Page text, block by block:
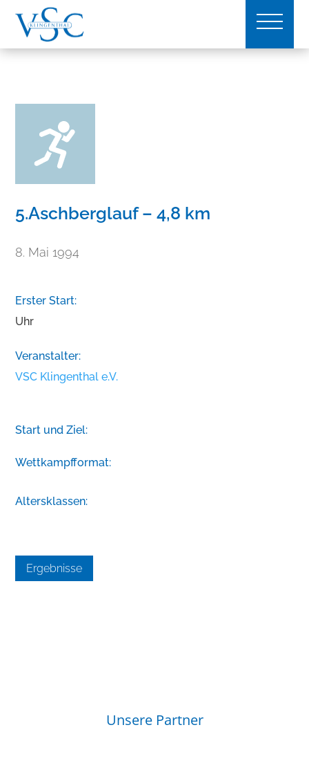
5.Aschberglauf – 4,8 km
8. Mai 1994
Erster Start:
Uhr
Veranstalter:
VSC Klingenthal e.V.
Start und Ziel:
Wettkampfformat:
Altersklassen:
Ergebnisse
Unsere Partner